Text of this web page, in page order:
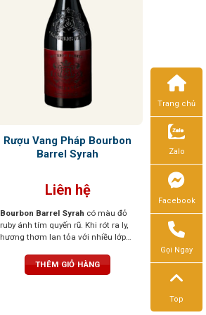
Rượu Vang Pháp Bourbon
Barrel Syrah
Liên hệ
Bourbon Barrel Syrah có màu đỏ
ruby ánh tím quyến rũ. Khi rót ra ly,
hương thơm lan tỏa với nhiều lớp
mọng đen, mâm xôi chín mọng,
đan xen cùng tiêu đen, gia vị cay
THÊM GIỎ HÀNG
Trang chủ
Zalo
Facebook
Gọi Ngay
Top